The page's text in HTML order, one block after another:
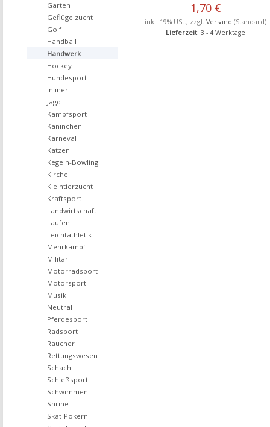
1,70 €
inkl. 19% USt., zzgl.Versand (Standard)
Lieferzeit: 3 - 4 Werktage
Garten
Geflügelzucht
Golf
Handball
Handwerk
Hockey
Hundesport
Inliner
Jagd
Kampfsport
Kaninchen
Karneval
Katzen
Kegeln-Bowling
Kirche
Kleintierzucht
Kraftsport
Landwirtschaft
Laufen
Leichtathletik
Mehrkampf
Militär
Motorradsport
Motorsport
Musik
Neutral
Pferdesport
Radsport
Raucher
Rettungswesen
Schach
Schießsport
Schwimmen
Shrine
Skat-Pokern